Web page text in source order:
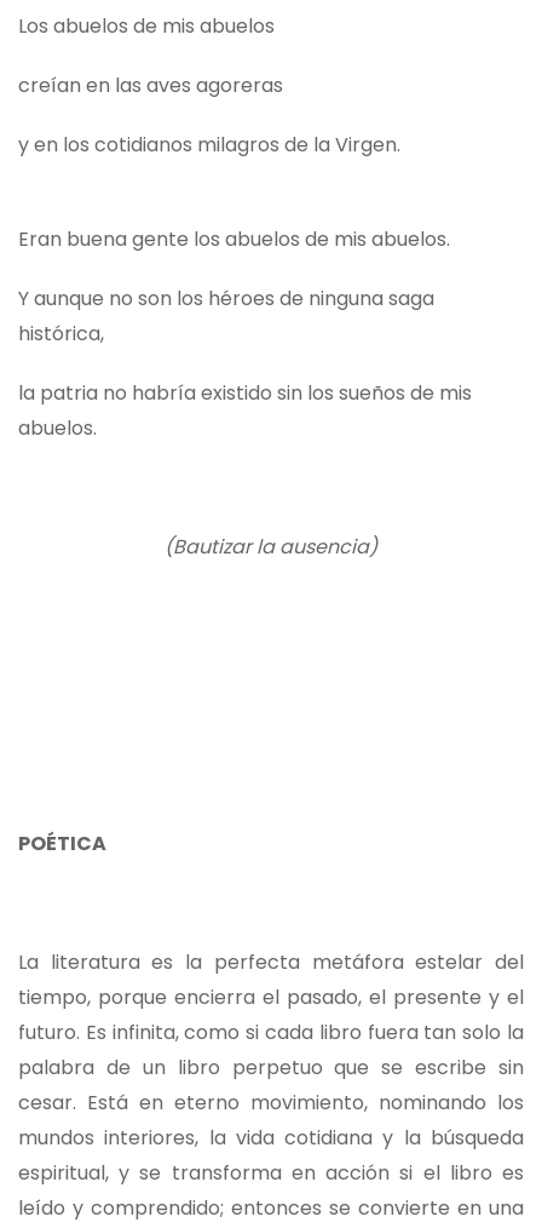
Los abuelos de mis abuelos
creían en las aves agoreras
y en los cotidianos milagros de la Virgen.
Eran buena gente los abuelos de mis abuelos.
Y aunque no son los héroes de ninguna saga
histórica,
la patria no habría existido sin los sueños de mis
abuelos.
(Bautizar la ausencia)
POÉTICA
La literatura es la perfecta metáfora estelar del
tiempo, porque encierra el pasado, el presente y el
futuro. Es infinita, como si cada libro fuera tan solo la
palabra de un libro perpetuo que se escribe sin
cesar. Está en eterno movimiento, nominando los
mundos interiores, la vida cotidiana y la búsqueda
espiritual, y se transforma en acción si el libro es
leído y comprendido; entonces se convierte en una